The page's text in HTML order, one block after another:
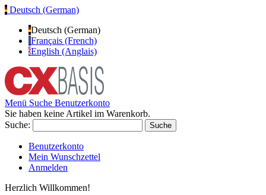
Deutsch (German)
Deutsch (German)
Français (French)
English (Anglais)
Menü Suche Benutzerkonto
Sie haben keine Artikel im Warenkorb.
Suche:
Suche
Benutzerkonto
Mein Wunschzettel
Anmelden
Herzlich Willkommen!